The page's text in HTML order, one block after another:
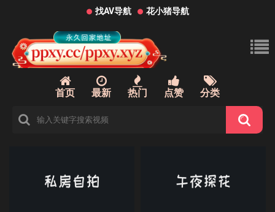
找AV导航 花小猪导航
首页 最新 热门 点赞 分类